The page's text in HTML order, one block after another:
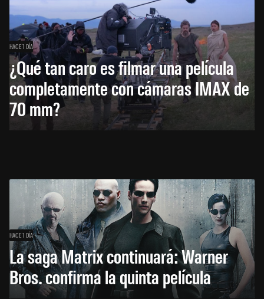
HACE 1 DÍA
¿Qué tan caro es filmar una película
completamente con cámaras IMAX de
70 mm?
HACE 1 DÍA
La saga Matrix continuará: Warner
Bros. confirma la quinta película